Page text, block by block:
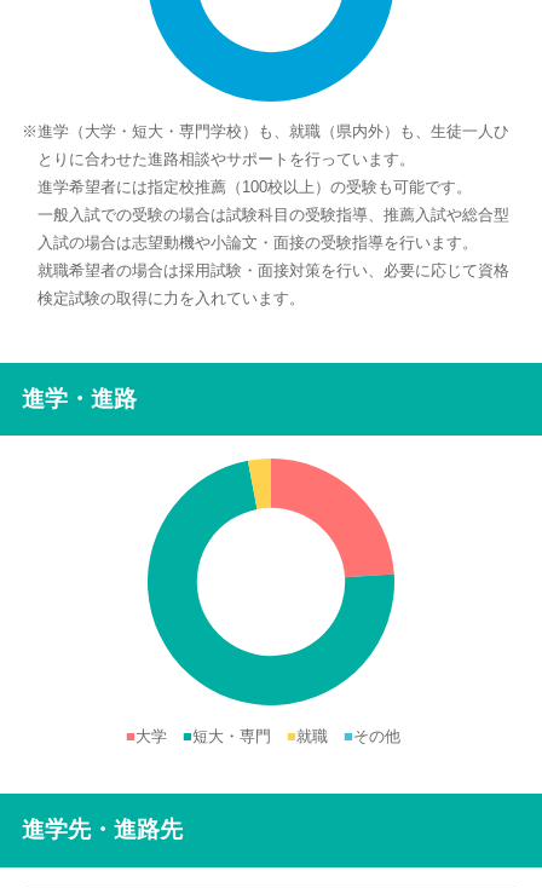
※進学（大学・短大・専門学校）も、就職（県内外）も、生徒一人ひ
とりに合わせた進路相談やサポートを行っています。
進学希望者には指定校推薦（100校以上）の受験も可能です。
一般入試での受験の場合は試験科目の受験指導、推薦入試や総合型
入試の場合は志望動機や小論文・面接の受験指導を行います。
就職希望者の場合は採用試験・面接対策を行い、必要に応じて資格
検定試験の取得に力を入れています。
進学・進路
■大学 ■短大・専門 ■就職 ■その他
進学先・進路先